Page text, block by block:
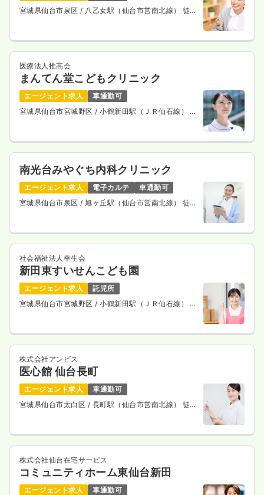
宮城県仙台市泉区/ 八乙女駅（仙台市営南北線） 徒歩
医療法人推高会
まんてん堂こどもクリニック
エージェント求人
車通勤可
宮城県仙台市宮城野区/ 小鶴新田駅（ＪＲ仙石線） 徒
南光台みやぐち内科クリニック
エージェント求人 電子カルテ
車通勤可
宮城県仙台市泉区/ 旭ヶ丘駅（仙台市営南北線） 徒歩
社会福祉法人幸生会
新田東すいせんこども園
エージェント求人
託児所
宮城県仙台市宮城野区/ 小鶴新田駅（ＪＲ仙石線） 徒
株式会社アンビス
医心館 仙台長町
エージェント求人
車通勤可
宮城県仙台市太白区 / 長町駅（仙台市営南北線） 徒歩
株式会社仙台在宅サービス
コミュニティホーム東仙台新田
エージェント求人
車通勤可